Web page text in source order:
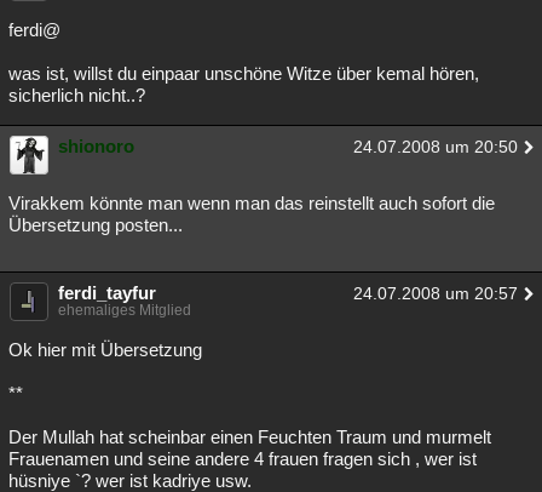
ferdi@
was ist, willst du einpaar unschöne Witze über kemal hören,
sicherlich nicht..?
shionoro 24.07.2008 um 20:50
Virakkem könnte man wenn man das reinstellt auch sofort die
Übersetzung posten...
ferdi_tayfur 24.07.2008 um 20:57
ehemaliges Mitglied
Ok hier mit Übersetzung
**
Der Mullah hat scheinbar einen Feuchten Traum und murmelt
Frauenamen und seine andere 4 frauen fragen sich , wer ist
hüsniye `? wer ist kadriye usw.